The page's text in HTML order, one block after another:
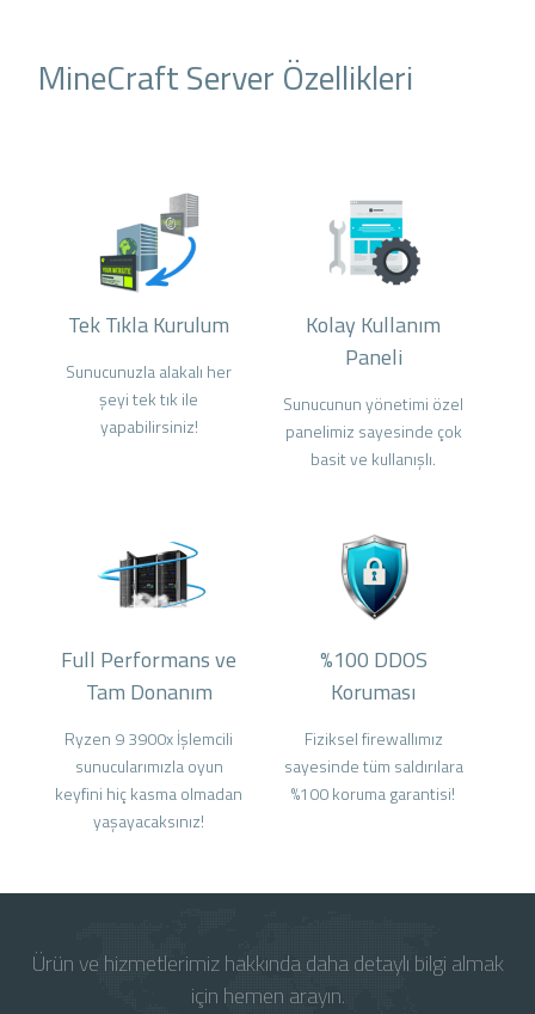
MineCraft Server Özellikleri
Tek Tıkla Kurulum
Sunucunuzla alakalı her
şeyi tek tık ile
yapabilirsiniz!
Kolay Kullanım
Paneli
Sunucunun yönetimi özel
panelimiz sayesinde çok
basit ve kullanışlı.
Full Performans ve
Tam Donanım
Ryzen 9 3900x İşlemcili
sunucularımızla oyun
keyfini hiç kasma olmadan
yaşayacaksınız!
%100 DDOS
Koruması
Fiziksel firewallımız
sayesinde tüm saldırılara
%100 koruma garantisi!
Ürün ve hizmetlerimiz hakkında daha detaylı bilgi almak
için hemen arayın.